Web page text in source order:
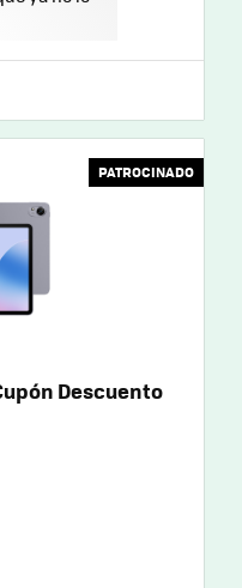
PATROCINADO
Descuento